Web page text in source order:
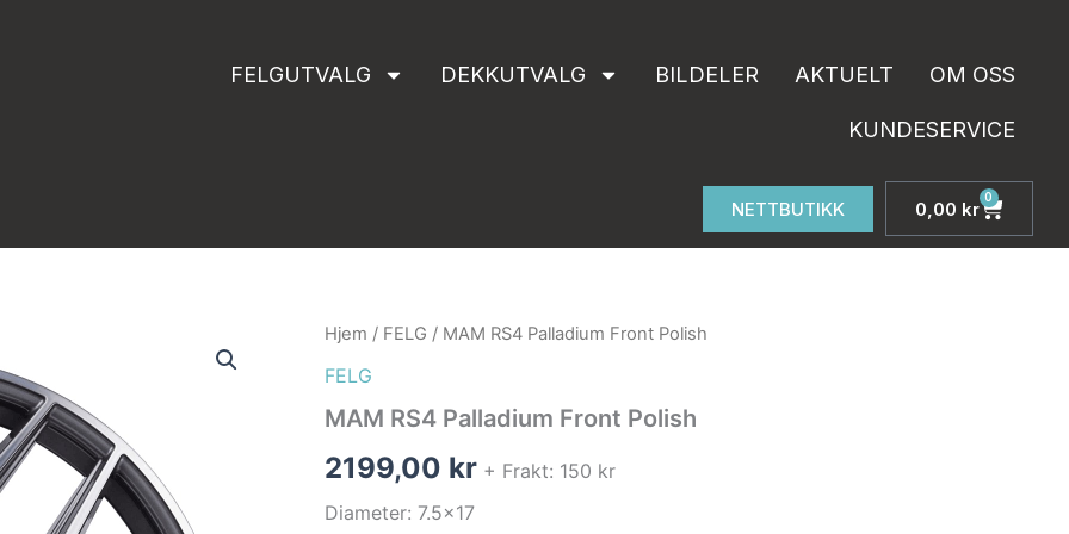
FELGUTVALG DEKKUTVALG BILDELER AKTUELT OM OSS
KUNDESERVICE
NETTBUTIKK 0,00 kr
0
Hjem / FELG / MAM RS4 Palladium Front Polish
FELG
MAM RS4 Palladium Front Polish
2199,00 kr + Frakt: 150 kr
Diameter: 7.5×17
MAM
Palladium
Polish